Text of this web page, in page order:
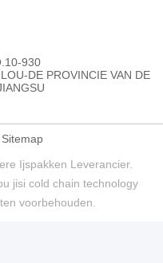
930
DE PROVINCIE VAN DE
Sitemap
Ijspakken Leverancier.
jisi cold chain technology
voorbehouden.